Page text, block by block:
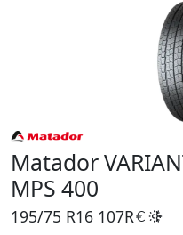
Matador
MPS 400
195/75 R16 107R